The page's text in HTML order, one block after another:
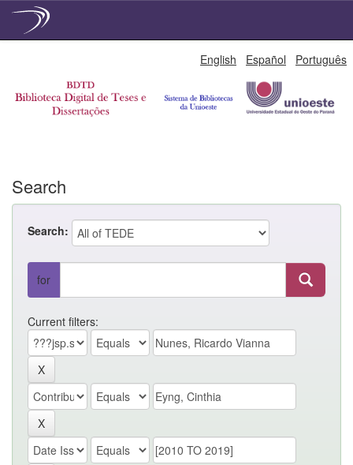
English Español Português
Search
Search:
for
Current filters: